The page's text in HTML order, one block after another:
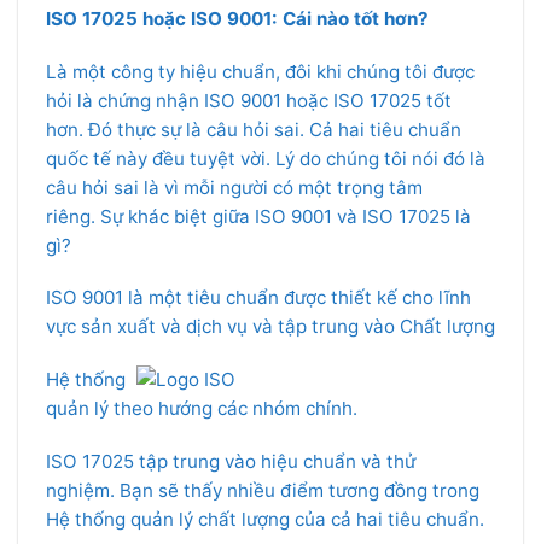
ISO 17025 hoặc ISO 9001: Cái nào tốt hơn?
Là một công ty hiệu chuẩn, đôi khi chúng tôi được
hỏi là chứng nhận ISO 9001 hoặc ISO 17025 tốt
hơn. Đó thực sự là câu hỏi sai. Cả hai tiêu chuẩn
quốc tế này đều tuyệt vời. Lý do chúng tôi nói đó là
câu hỏi sai là vì mỗi người có một trọng tâm
riêng. Sự khác biệt giữa ISO 9001 và ISO 17025 là
gì?
ISO 9001 là một tiêu chuẩn được thiết kế cho lĩnh
vực sản xuất và dịch vụ và tập trung vào Chất lượng
Hệ thống
quản lý theo hướng các nhóm chính.
ISO 17025 tập trung vào hiệu chuẩn và thử
nghiệm. Bạn sẽ thấy nhiều điểm tương đồng trong
Hệ thống quản lý chất lượng của cả hai tiêu chuẩn.